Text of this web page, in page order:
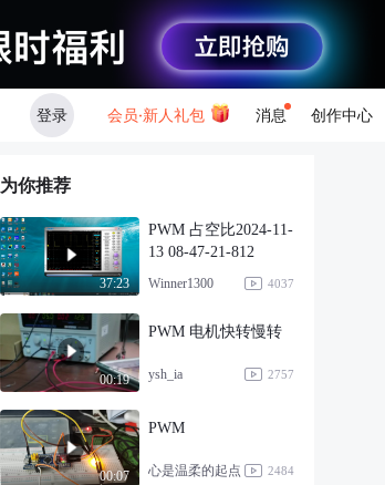
登录 会员·新人礼包 消息 创作中心
为你推荐
37:23
PWM 占空比2024-11-
13 08-47-21-812
Winner1300 4037
00:19
PWM 电机快转慢转
ysh_ia 2757
00:07
PWM
心是温柔的起点 2484